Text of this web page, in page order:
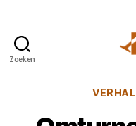
Zoeken